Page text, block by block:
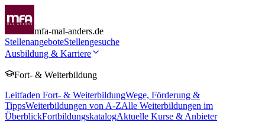
mfa-mal-anders.de
StellenangeboteStellengesuche
Ausbildung & Karriere
Fort- & Weiterbildung
Leitfaden Fort- & WeiterbildungWege, Förderung &
TippsWeiterbildungen von A-ZAlle Weiterbildungen im
ÜberblickFortbildungskatalogAktuelle Kurse & Anbieter